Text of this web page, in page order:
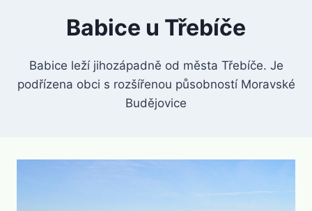
Babice u Třebíče
Babice leží jihozápadně od města Třebíče. Je
podřízena obci s rozšířenou působností Moravské
Budějovice